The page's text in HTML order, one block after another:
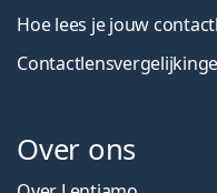
Hoe lees je jouw
Over ons